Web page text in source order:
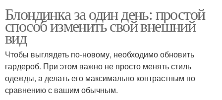
Блондинка за один день: простой
способ изменить свой внешний
вид
Чтобы выглядеть по-новому, необходимо обновить
гардероб. При этом важно не просто менять стиль
одежды, а делать его максимально контрастным по
сравнению с вашим обычным.